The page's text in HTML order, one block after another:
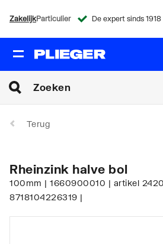
ZakelijkParticulier
Terug
Rheinzink halve bol
100mm | 1660900010 | artikel
8718104226319 |